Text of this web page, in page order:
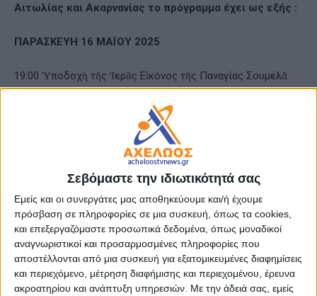
Σεβόμαστε την ιδιωτικότητά σας
Εμείς και οι συνεργάτες μας αποθηκεύουμε και/ή έχουμε
πρόσβαση σε πληροφορίες σε μια συσκευή, όπως τα cookies,
και επεξεργαζόμαστε προσωπικά δεδομένα, όπως μοναδικοί
αναγνωριστικοί και προσαρμοσμένες πληροφορίες που
αποστέλλονται από μια συσκευή για εξατομικευμένες διαφημίσεις
και περιεχόμενο, μέτρηση διαφήμισης και περιεχομένου, έρευνα
ακροατηρίου και ανάπτυξη υπηρεσιών. Με την άδειά σας, εμείς
Αιτωλίας και Ακαρνανίας το πρόγραμμα έχει ως εξής :
ΠΑΡΑΣΚΕΥΗ 16 ΜΑΪΟΥ 2025
19:00 Ὑποδοχὴ τῆς Ἱερᾶς Εἰκόνος τῆς Παναγίας Σουμελᾶ
στὰ προπύλαια τοῦ Ἱεροῦ Ναοῦ Ἁγίων Κωνσταντίνου καὶ
Ἑλένης Ἀγρινίου, ὑπὸ τοῦ Σεβασμιωτάτου Μητροπολίτου
Αἰτωλίας καὶ Ἀκαρνανίας κ.κ. Δαμασκηνοῦ, τοῦ εὐλαβοῦς
Κλήρου καὶ τοῦ φιλοχρίστου Λαοῦ.
19:15 Δοξολογία καὶ Μέγας Πανηγυρικὸς Ἀρχιερατικὸς
Ἑσπερινός, χοροστατοῦντος τοῦ Σεβασμιωτάτου
Μητροπολίτου Αἰτωλίας καὶ Ἀκαρνανίας κ.κ. Δαμασκηνοῦ.
21:00 Μικρὸν Ἀπόδειπνον.
ΣΑΒΒΑΤΟΝ 17 ΜΑΪΟΥ 2025